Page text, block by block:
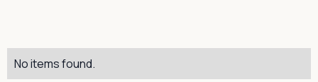
No items found.